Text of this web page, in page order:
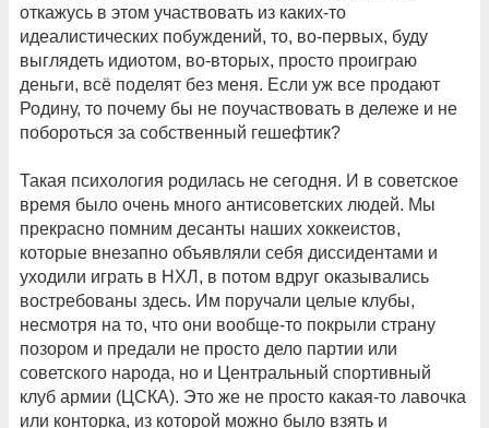
откажусь в этом участвовать из каких-то
идеалистических побуждений, то, во-первых, буду
выглядеть идиотом, во-вторых, просто проиграю
деньги, всё поделят без меня. Если уж все продают
Родину, то почему бы не поучаствовать в дележе и не
побороться за собственный гешефтик?
Такая психология родилась не сегодня. И в советское
время было очень много антисоветских людей. Мы
прекрасно помним десанты наших хоккеистов,
которые внезапно объявляли себя диссидентами и
уходили играть в НХЛ, в потом вдруг оказывались
востребованы здесь. Им поручали целые клубы,
несмотря на то, что они вообще-то покрыли страну
позором и предали не просто дело партии или
советского народа, но и Центральный спортивный
клуб армии (ЦСКА). Это же не просто какая-то лавочка
или конторка, из которой можно было взять и